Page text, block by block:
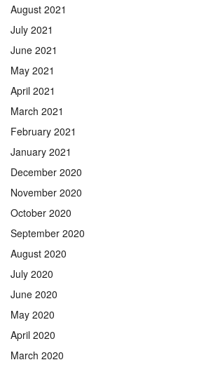
August 2021
July 2021
June 2021
May 2021
April 2021
March 2021
February 2021
January 2021
December 2020
November 2020
October 2020
September 2020
August 2020
July 2020
June 2020
May 2020
April 2020
March 2020